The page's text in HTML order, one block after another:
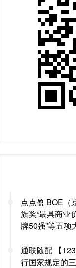
点点盈 BOE（
旗奖“最具商业
牌50强”等五项
通联随配 【
行国家规定的